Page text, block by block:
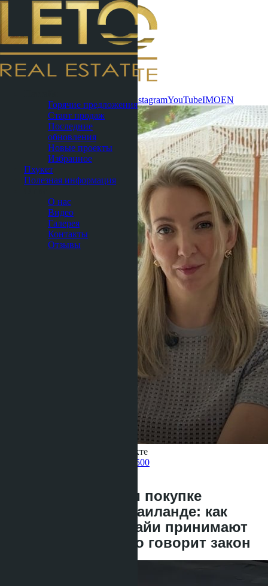
WhatsApp InstagramYouTubeIMOEN
Горячие предложения
Старт продаж
Последние
обновления
Новые проекты
Избранное
Пхукет
Полезная информация
О нас
Видео
Галерея
Контакты
Отзывы
Получить информацию об объекте
+66 80 006 4500
Криптовалюта при покупке
недвижимости в Таиланде: как
застройщики Паттайи принимают
Bitcoin в 2026 и что говорит закон